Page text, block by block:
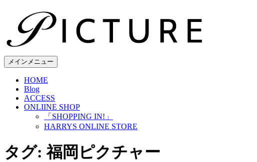
ン
へメインメニュー
HOME
Blog
ACCESS
ONLIINE SHOP
「SHOPPING IN!」
HARRYS ONLINE STORE
タグ:福岡ピクチャー